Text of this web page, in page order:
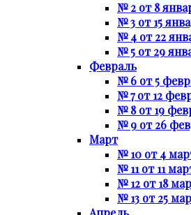
№ 2 от 8
№ 3 от 15
№ 4 от 22
№ 5 от 29
Февраль
№ 6 от 5
№ 7 от 12
№ 8 от 19
№ 9 от 26
Март
№ 10 от 4
№ 11 от 11
№ 12 от 18
№ 13 от 25